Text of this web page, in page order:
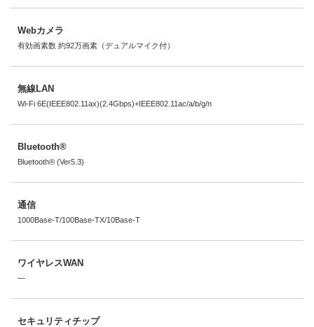
Webカメラ
有効画素数 約92万画素（デュアルマイク付）
無線LAN
Wi-Fi 6E(IEEE802.11ax)(2.4Gbps)+IEEE802.11ac/a/b/g/n
Bluetooth®
Bluetooth® (Ver5.3)
通信
1000Base-T/100Base-TX/10Base-T
ワイヤレスWAN
―
セキュリティチップ